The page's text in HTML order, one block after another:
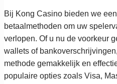
Bij Kong Casino bieden we
betaalmethoden om uw
verlopen. Of u nu de voorkeur
wallets of
methode gemakkelijk en
populaire opties zoals Visa,